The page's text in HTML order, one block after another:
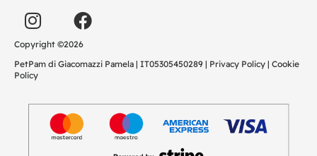
Copyright ©2026
PetPam di Giacomazzi Pamela | IT05305450289 | Privacy Policy | Cookie
Policy